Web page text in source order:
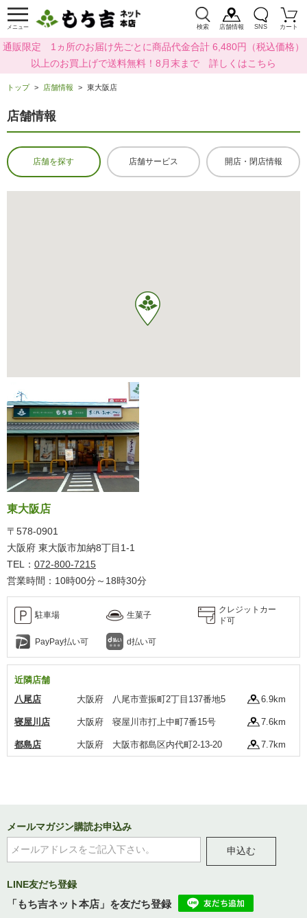
メニュー 検索 店舗情報 SNS カート
通販限定 1ヵ所のお届け先ごとに商品代金合計 6,480円（税込価格）
以上のお買上げで送料無料！8月末まで 詳しくはこちら
トップ 店舗情報 東大阪店
店舗情報
店舗を探す 店舗サービス 開店・閉店情報
東大阪店
〒578-0901
大阪府 東大阪市加納8丁目1-1
TEL： 072-800-7215
営業時間：10時00分～18時30分
駐車場 生菓子
クレジットカー
ド可
PayPay払い可 d払い可
近隣店舗
八尾店
大阪府 八尾市萱振町2丁目137番地5 6.9km
寝屋川店 大阪府 寝屋川市打上中町7番15号 7.6km
都島店 大阪府 大阪市都島区内代町2-13-20 7.7km
メールマガジン購読お申込み
申込む
LINE友だち登録
「もち吉ネット本店」を友だち登録